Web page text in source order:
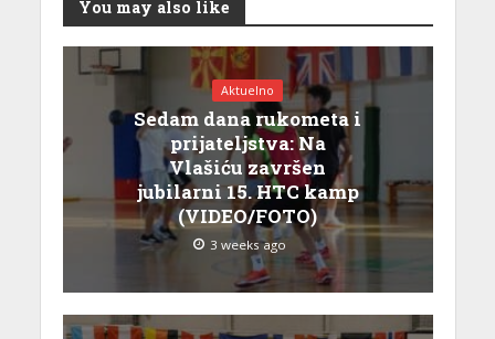
You may also like
Aktuelno
Sedam dana rukometa i
prijateljstva: Na
Vlašiću završen
jubilarni 15. HTC kamp
(VIDEO/FOTO)
3 weeks ago